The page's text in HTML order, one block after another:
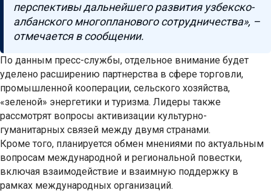
перспективы дальнейшего развития узбекско-
албанского многопланового сотрудничества», –
отмечается в сообщении.
По данным пресс-службы, отдельное внимание будет
уделено расширению партнерства в сфере торговли,
промышленной кооперации, сельского хозяйства,
«зеленой» энергетики и туризма. Лидеры также
рассмотрят вопросы активизации культурно-
гуманитарных связей между двумя странами.
Кроме того, планируется обмен мнениями по актуальным
вопросам международной и региональной повестки,
включая взаимодействие и взаимную поддержку в
рамках международных организаций.